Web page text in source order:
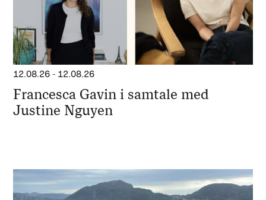
12.08.26 - 12.08.26
Francesca Gavin i samtale med
Justine Nguyen